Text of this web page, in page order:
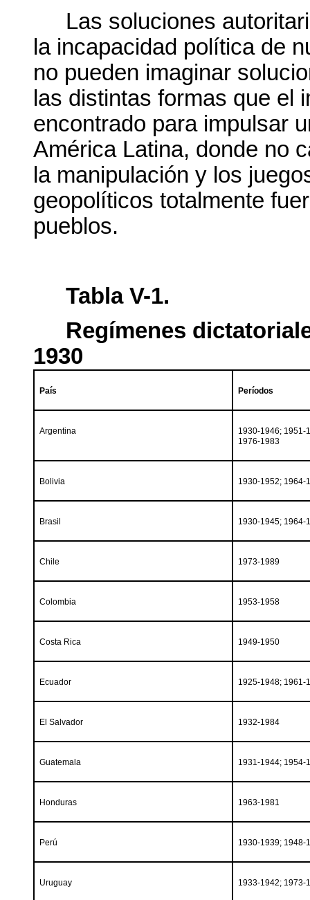
Las soluciones
la incapacidad política de
no pueden imaginar
las distintas formas que el
encontrado para impulsar
América Latina, donde no
la manipulación y los
geopolíticos totalmente
pueblos.
Tabla V-1.
Regímenes
1930
País Períodos
Argentina
1930-1946; 1951-
1976-1983
Bolivia 1930-1952; 1964-
Brasil 1930-1945; 1964-
Chile 1973-1989
Colombia 1953-1958
Costa Rica 1949-1950
Ecuador 1925-1948; 1961-
El Salvador 1932-1984
Guatemala 1931-1944; 1954-
Honduras 1963-1981
Perú 1930-1939; 1948-
Uruguay 1933-1942; 1973-